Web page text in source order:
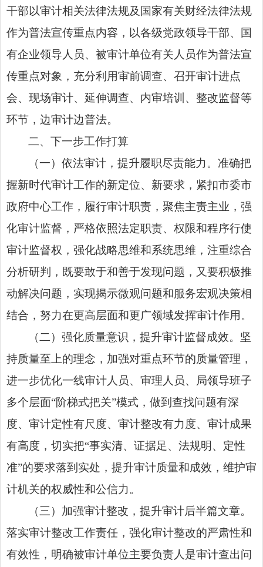
干部以审计相关法律法规及国家有关财经法律法规
作为普法宣传重点内容，以各级党政领导干部、国
有企业领导人员、被审计单位有关人员作为普法宣
传重点对象，充分利用审前调查、召开审计进点
会、现场审计、延伸调查、内审培训、整改监督等
环节，边审计边普法。
二、下一步工作打算
（一）依法审计，提升履职尽责能力。准确把
握新时代审计工作的新定位、新要求，紧扣市委市
政府中心工作，履行审计职责，聚焦主责主业，强
化审计监督，严格依照法定职责、权限和程序行使
审计监督权，强化战略思维和系统思维，注重综合
分析研判，既要敢于和善于发现问题，又要积极推
动解决问题，实现揭示微观问题和服务宏观决策相
结合，努力在更高层面和更广领域发挥审计作用。
（二）强化质量意识，提升审计监督成效。坚
持质量至上的理念，加强对重点环节的质量管理，
进一步优化一线审计人员、审理人员、局领导班子
多个层面“阶梯式把关”模式，做到查找问题有深
度、审计定性有尺度、审计整改有力度、审计成果
有高度，切实把“事实清、证据足、法规明、定性
准”的要求落到实处，提升审计质量和成效，维护审
计机关的权威性和公信力。
（三）加强审计整改，提升审计后半篇文章。
落实审计整改工作责任，强化审计整改的严肃性和
有效性，明确被审计单位主要负责人是审计查出问